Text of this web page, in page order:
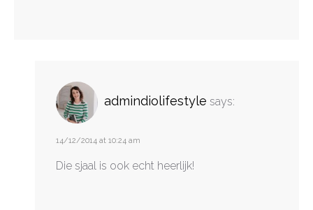
admindiolifestyle says:
14/12/2014 at 10:24 am
Die sjaal is ook echt heerlijk!